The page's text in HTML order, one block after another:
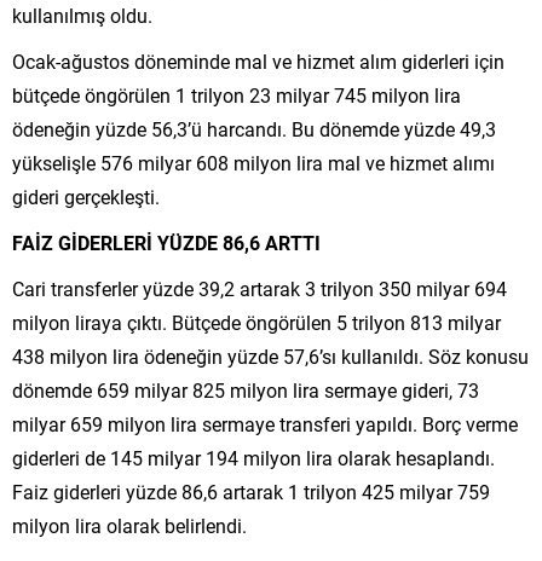
kullanılmış oldu.
Ocak-ağustos döneminde mal ve hizmet alım giderleri için
bütçede öngörülen 1 trilyon 23 milyar 745 milyon lira
ödeneğin yüzde 56,3’ü harcandı. Bu dönemde yüzde 49,3
yükselişle 576 milyar 608 milyon lira mal ve hizmet alımı
gideri gerçekleşti.
FAİZ GİDERLERİ YÜZDE 86,6 ARTTI
Cari transferler yüzde 39,2 artarak 3 trilyon 350 milyar 694
milyon liraya çıktı. Bütçede öngörülen 5 trilyon 813 milyar
438 milyon lira ödeneğin yüzde 57,6’sı kullanıldı. Söz konusu
dönemde 659 milyar 825 milyon lira sermaye gideri, 73
milyar 659 milyon lira sermaye transferi yapıldı. Borç verme
giderleri de 145 milyar 194 milyon lira olarak hesaplandı.
Faiz giderleri yüzde 86,6 artarak 1 trilyon 425 milyar 759
milyon lira olarak belirlendi.